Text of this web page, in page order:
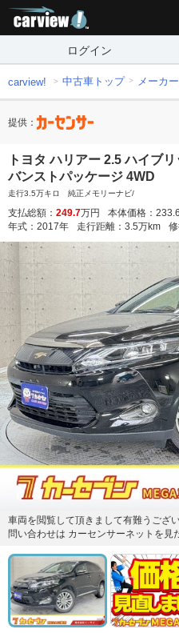
ログイン
carview! 中古車トップ メーカ
提供：
トヨタ ハリアー 2.5 ハイブ
バンストパッケージ 4WD
走行3.5万キロ 純正メモリーナビ/
支払総額： 249.7万円 本体価格： 233.6
年式： 2017年 走行距離： 3.5万km 修
車両を閲覧して頂きまして有難うござ
問い合わせは カーセンサーネットを見